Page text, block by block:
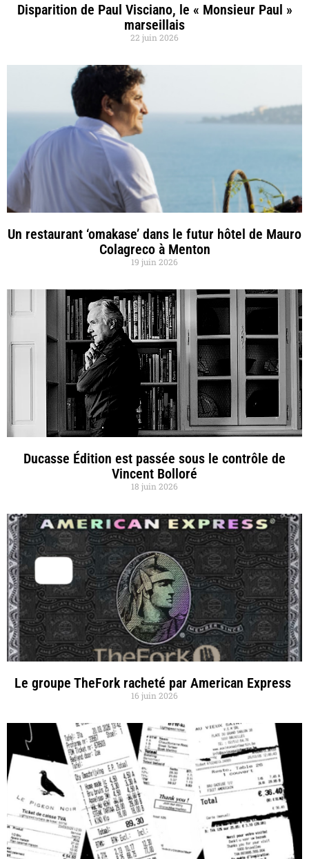
Disparition de Paul Visciano, le « Monsieur Paul »
marseillais
22 juin 2026
Un restaurant ‘omakase’ dans le futur hôtel de Mauro
Colagreco à Menton
19 juin 2026
Ducasse Édition est passée sous le contrôle de
Vincent Bolloré
18 juin 2026
Le groupe TheFork racheté par American Express
16 juin 2026